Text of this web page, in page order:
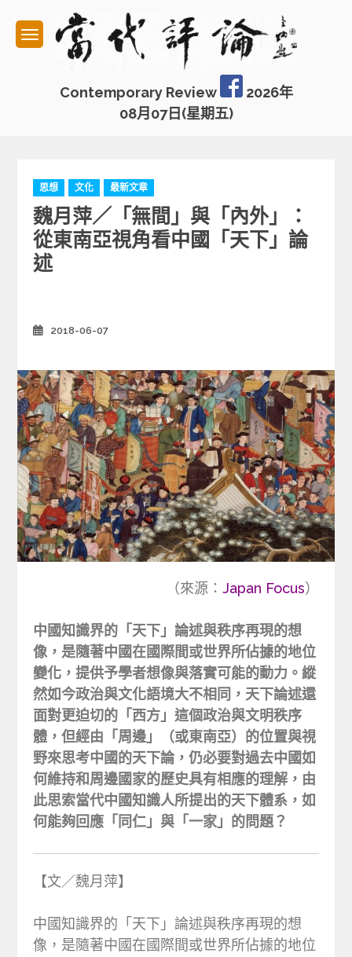
content
Contemporary Review
2026年
08月07日(星期五)
C
a
t
e
g
o
s
思想 文化 最新文章
魏月萍／「無間」與「內外」：
從東南亞視角看中國「天下」論
述
2018-06-07
（來源： Japan Focus）
中國知識界的「天下」論述與秩序再現的想
像，是隨著中國在國際間或世界所佔據的地位
變化，提供予學者想像與落實可能的動力。縱
然如今政治與文化語境大不相同，天下論述還
面對更迫切的「西方」這個政治與文明秩序
體，但經由「周邊」（或東南亞）的位置與視
野來思考中國的天下論，仍必要對過去中國如
何維持和周邊國家的歷史具有相應的理解，由
此思索當代中國知識人所提出的天下體系，如
何能夠回應「同仁」與「一家」的問題？
【文／魏月萍】
中國知識界的「天下」論述與秩序再現的想
像，是隨著中國在國際間或世界所佔據的地位